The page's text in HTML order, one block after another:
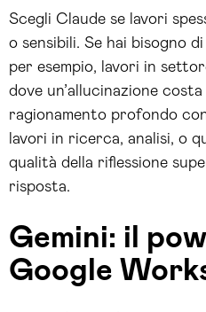
Scegli Claude se lavori
o sensibili. Se hai bisogno
per esempio, lavori in
dove un’allucinazione costa
ragionamento profondo
lavori in ricerca, analisi, o
qualità della riflessione
risposta.
Gemini: il
Google